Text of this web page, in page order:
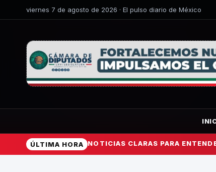
viernes 7 de agosto de 2026 · El pulso diario de México
ÚLTIMA HORA NOTICIAS CLARAS PARA